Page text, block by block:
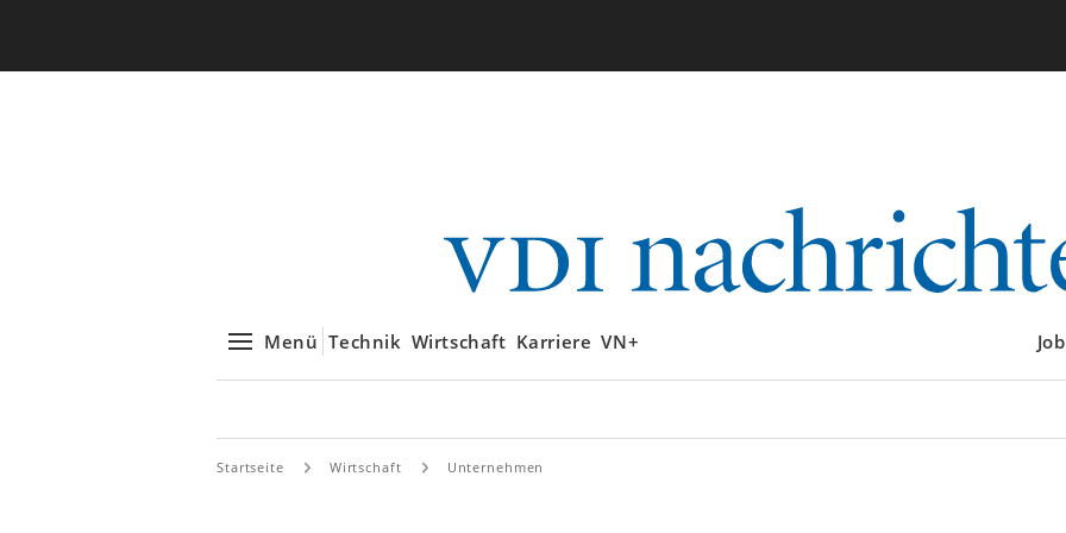
Menü Technik Wirtschaft Karriere VN+
Startseite Wirtschaft Unternehmen